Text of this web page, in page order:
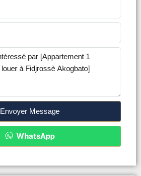
Envoyer Message
WhatsApp